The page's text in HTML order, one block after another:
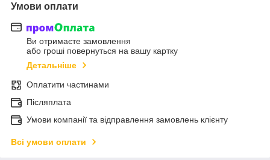
Умови оплати
Ви отримаєте замовлення
або гроші повернуться на вашу картку
Детальніше
Оплатити частинами
Післяплата
Умови компанії та відправлення замовлень клієнту
Всі умови оплати